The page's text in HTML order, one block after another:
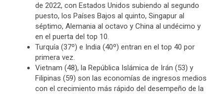
de 2022, con Estados Unidos subiendo al segundo
puesto, los Países Bajos al quinto, Singapur al
séptimo, Alemania al octavo y China al undécimo y
en el puerta del top 10.
Turquía (37º) e India (40º) entran en el top 40 por
primera vez.
Vietnam (48), la República Islámica de Irán (53) y
Filipinas (59) son las economías de ingresos medios
con el crecimiento más rápido del desempeño de la